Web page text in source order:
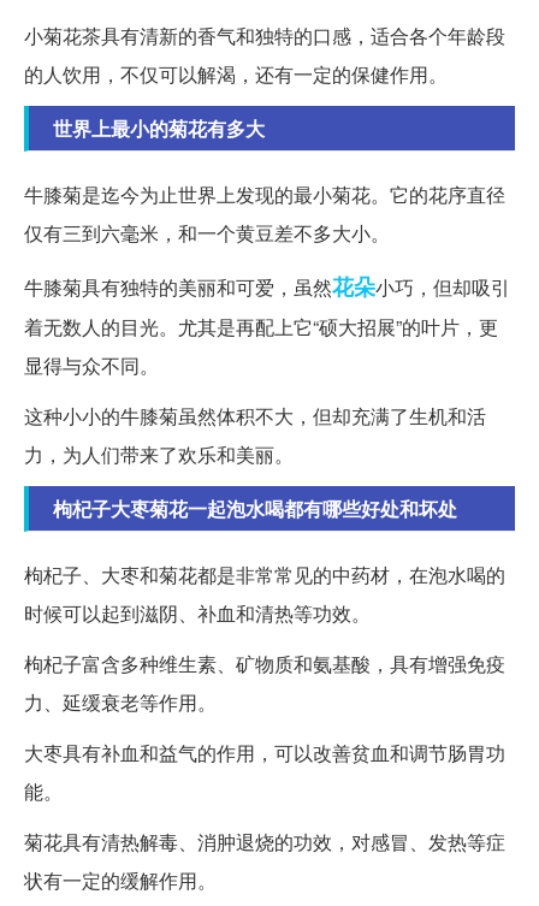
小菊花茶具有清新的香气和独特的口感，适合各个年龄段
的人饮用，不仅可以解渴，还有一定的保健作用。
世界上最小的菊花有多大
牛膝菊是迄今为止世界上发现的最小菊花。它的花序直径
仅有三到六毫米，和一个黄豆差不多大小。
牛膝菊具有独特的美丽和可爱，虽然花朵小巧，但却吸引
着无数人的目光。尤其是再配上它“硕大招展”的叶片，更
显得与众不同。
这种小小的牛膝菊虽然体积不大，但却充满了生机和活
力，为人们带来了欢乐和美丽。
枸杞子大枣菊花一起泡水喝都有哪些好处和坏处
枸杞子、大枣和菊花都是非常常见的中药材，在泡水喝的
时候可以起到滋阴、补血和清热等功效。
枸杞子富含多种维生素、矿物质和氨基酸，具有增强免疫
力、延缓衰老等作用。
大枣具有补血和益气的作用，可以改善贫血和调节肠胃功
能。
菊花具有清热解毒、消肿退烧的功效，对感冒、发热等症
状有一定的缓解作用。